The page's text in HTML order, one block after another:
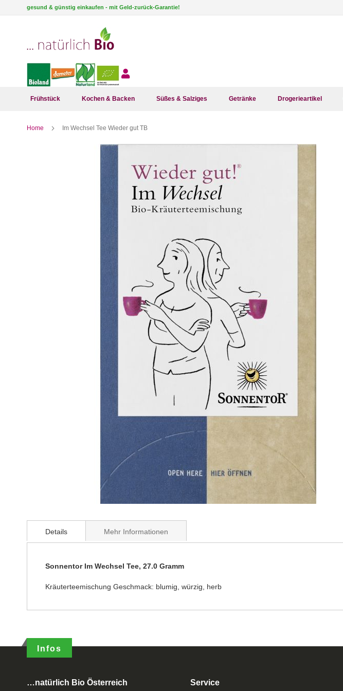
Direkt
gesund & günstig einkaufen - mit Geld-zurück-Garantie!
Frühstück Kochen & Backen Süßes & Salziges Getränke Drogerieartikel
Home Im Wechsel Tee Wieder gut TB
Details
Sonnentor Im Wechsel Tee, 27.0 Gramm
Kräuterteemischung Geschmack: blumig, würzig, herb
Mehr Informationen
Infos
…natürlich Bio Österreich Service